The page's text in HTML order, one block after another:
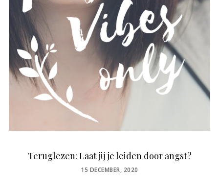
Teruglezen: Laat jij je leiden door angst?
POSTED
15 DECEMBER, 2020